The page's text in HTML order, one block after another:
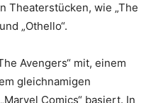
Theaterstücken, wie „The
„Othello“.
Avengers“ mit, einem
gleichnamigen
Comics“ basiert. In